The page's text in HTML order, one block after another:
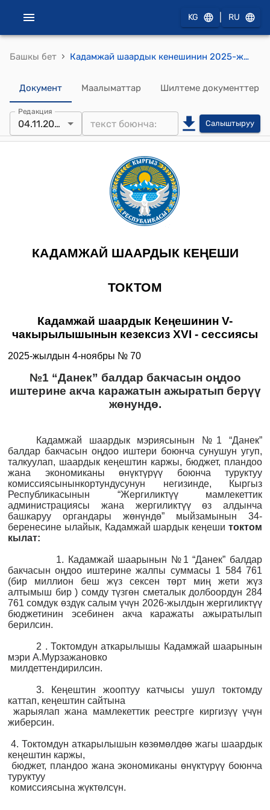
KG RU
Башкы бет › Кадамжай шаардык кенешинин 2025-жылдын 4-ноябрындагы №70 "№1 “Данек” балдар бакчасын оңдоо иштерине акча каражатын ажыратып берүү жөнундө" токтому
Документ Маалыматтар Шилтеме документтер
Редакция
04.11.2025 Салыштыруу